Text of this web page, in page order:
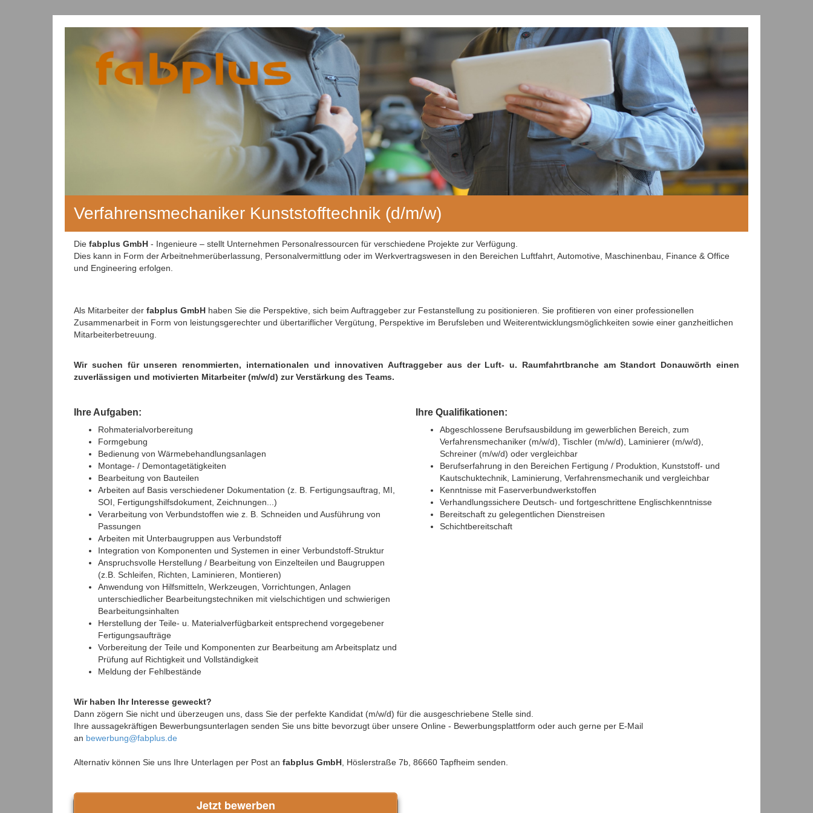
Verfahrensmechaniker Kunststofftechnik (d/m/w)
Die fabplus GmbH - Ingenieure – stellt Unternehmen Personalressourcen für verschiedene Projekte zur Verfügung.
Dies kann in Form der Arbeitnehmerüberlassung, Personalvermittlung oder im Werkvertragswesen in den Bereichen Luftfahrt, Automotive, Maschinenbau, Finance & Office
und Engineering erfolgen.
Als Mitarbeiter der fabplus GmbH haben Sie die Perspektive, sich beim Auftraggeber zur Festanstellung zu positionieren. Sie profitieren von einer professionellen
Zusammenarbeit in Form von leistungsgerechter und übertariflicher Vergütung, Perspektive im Berufsleben und Weiterentwicklungsmöglichkeiten sowie einer ganzheitlichen
Mitarbeiterbetreuung.
Wir suchen für unseren renommierten, internationalen und innovativen Auftraggeber aus der Luft- u. Raumfahrtbranche am Standort Donauwörth einen
zuverlässigen und motivierten Mitarbeiter (m/w/d) zur Verstärkung des Teams.
Ihre Aufgaben:
Rohmaterialvorbereitung
Formgebung
Bedienung von Wärmebehandlungsanlagen
Montage- / Demontagetätigkeiten
Bearbeitung von Bauteilen
Arbeiten auf Basis verschiedener Dokumentation (z. B. Fertigungsauftrag, MI,
SOI, Fertigungshilfsdokument, Zeichnungen...)
Verarbeitung von Verbundstoffen wie z. B. Schneiden und Ausführung von
Passungen
Arbeiten mit Unterbaugruppen aus Verbundstoff
Integration von Komponenten und Systemen in einer Verbundstoff-Struktur
Anspruchsvolle Herstellung / Bearbeitung von Einzelteilen und Baugruppen
(z.B. Schleifen, Richten, Laminieren, Montieren)
Anwendung von Hilfsmitteln, Werkzeugen, Vorrichtungen, Anlagen
unterschiedlicher Bearbeitungstechniken mit vielschichtigen und schwierigen
Bearbeitungsinhalten
Herstellung der Teile- u. Materialverfügbarkeit entsprechend vorgegebener
Fertigungsaufträge
Vorbereitung der Teile und Komponenten zur Bearbeitung am Arbeitsplatz und
Prüfung auf Richtigkeit und Vollständigkeit
Meldung der Fehlbestände
Ihre Qualifikationen:
Abgeschlossene Berufsausbildung im gewerblichen Bereich, zum
Verfahrensmechaniker (m/w/d), Tischler (m/w/d), Laminierer (m/w/d),
Schreiner (m/w/d) oder vergleichbar
Berufserfahrung in den Bereichen Fertigung / Produktion, Kunststoff- und
Kautschuktechnik, Laminierung, Verfahrensmechanik und vergleichbar
Kenntnisse mit Faserverbundwerkstoffen
Verhandlungssichere Deutsch- und fortgeschrittene Englischkenntnisse
Bereitschaft zu gelegentlichen Dienstreisen
Schichtbereitschaft
Wir haben Ihr Interesse geweckt?
Dann zögern Sie nicht und überzeugen uns, dass Sie der perfekte Kandidat (m/w/d) für die ausgeschriebene Stelle sind.
Ihre aussagekräftigen Bewerbungsunterlagen senden Sie uns bitte bevorzugt über unsere Online - Bewerbungsplattform oder auch gerne per E-Mail
an bewerbung@fabplus.de
Alternativ können Sie uns Ihre Unterlagen per Post an fabplus GmbH, Höslerstraße 7b, 86660 Tapfheim senden.
Jetzt bewerben